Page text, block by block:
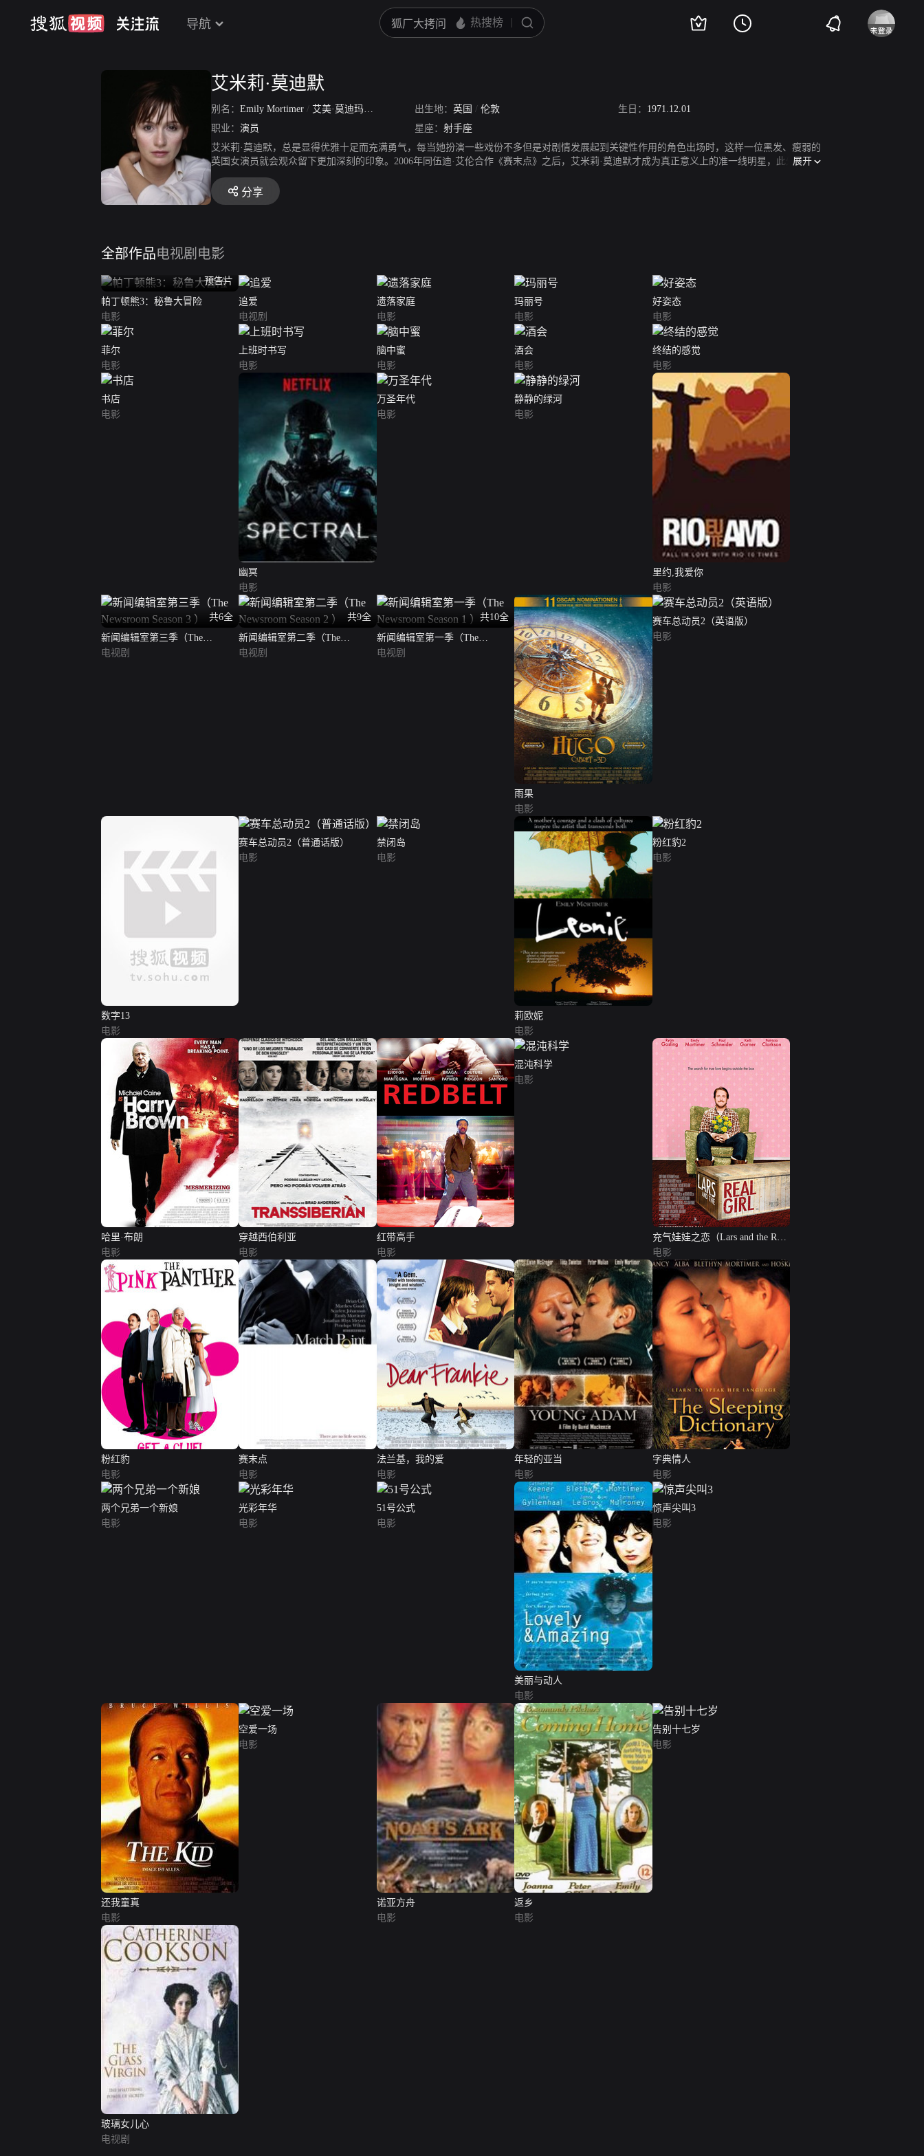
导航
艾米莉·莫迪默
别名： Emily Mortimer / 艾美·莫迪玛 /Emily Kathleen Mortimer
出生地： 英国 / 伦敦 生日： 1971.12.01
职业： 演员 星座： 射手座
艾米莉·莫迪默，总是显得优雅十足而充满勇气，每当她扮演一些戏份不多但是对剧情发展起到关键性作用的角色出场时，这样一位黑发、瘦弱的
英国女演员就会观众留下更加深刻的印象。2006年同伍迪·艾伦合作《赛末点》之后，艾米莉·莫迪默才成为真正意义上的准一线明星，此外她在
戏剧舞台的事业也颇为有声有色。
展开
分享
全部作品电视剧 电影
预告片
帕丁顿熊3：秘鲁大冒险
电影
追爱
电视剧
遗落家庭
电影
玛丽号
电影
好姿态
电影
菲尔
电影
上班时书写
电影
脑中蜜
电影
酒会
电影
终结的感觉
电影
书店
电影
幽冥
电影
万圣年代
电影
静静的绿河
电影
里约,我爱你
电影
共6全
新闻编辑室第三季（The
Newsroom Season 3 ）
电视剧
共9全
新闻编辑室第二季（The
Newsroom Season 2 ）
电视剧
共10全
新闻编辑室第一季（The
Newsroom Season 1 ）
电视剧
雨果
电影
赛车总动员2（英语版）
电影
数字13
电影
赛车总动员2（普通话版）
电影
禁闭岛
电影
莉欧妮
电影
粉红豹2
电影
哈里·布朗
电影
穿越西伯利亚
电影
红带高手
电影
混沌科学
电影
充气娃娃之恋（Lars and the Real
Girl）
电影
粉红豹
电影
赛末点
电影
法兰基，我的爱
电影
年轻的亚当
电影
字典情人
电影
两个兄弟一个新娘
电影
光彩年华
电影
51号公式
电影
美丽与动人
电影
惊声尖叫3
电影
还我童真
电影
空爱一场
电影
诺亚方舟
电影
返乡
电影
告别十七岁
电影
玻璃女儿心
电视剧